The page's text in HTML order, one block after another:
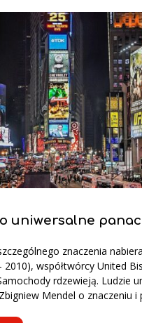
uniwersalne
znaczenia
2010), współtwórcy United
rdzewieją. Ludzie
Mendel o znaczeniu i